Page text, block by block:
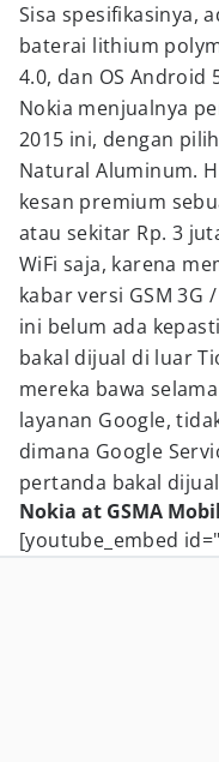
Sisa spesifikasinya,
baterai lithium
4.0, dan OS Android
Nokia menjualnya
2015 ini, dengan
Natural Aluminum.
kesan premium
atau sekitar Rp. 3
WiFi saja, karena
kabar versi GSM 3G
ini belum ada
bakal dijual di luar
mereka bawa
layanan Google,
dimana Google
pertanda bakal
Nokia at GSMA
[youtube_embed